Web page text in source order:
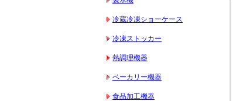
冷蔵冷凍ショーケース
冷凍ストッカー
熱調理機器
ベーカリー機器
食品加工機器